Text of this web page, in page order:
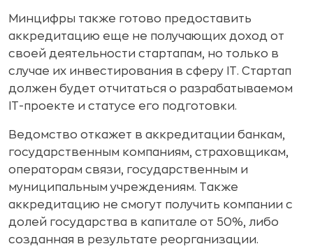
Минцифры также готово предоставить
аккредитацию еще не получающих доход от
своей деятельности стартапам, но только в
случае их инвестирования в сферу IT. Стартап
должен будет отчитаться о разрабатываемом
IT-проекте и статусе его подготовки.
Ведомство откажет в аккредитации банкам,
государственным компаниям, страховщикам,
операторам связи, государственным и
муниципальным учреждениям. Также
аккредитацию не смогут получить компании с
долей государства в капитале от 50%, либо
созданная в результате реорганизации.